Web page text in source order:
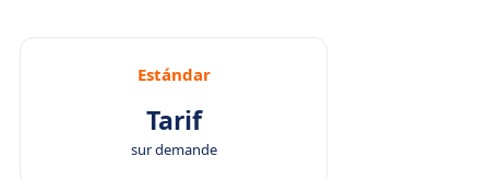
Estándar
Tarif
sur demande